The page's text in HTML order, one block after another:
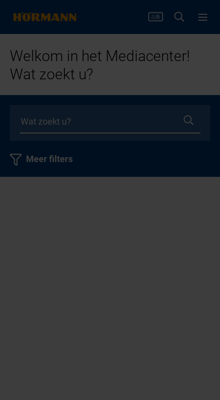
Welkom in het Mediacenter!
Wat zoekt u?
Meer filters